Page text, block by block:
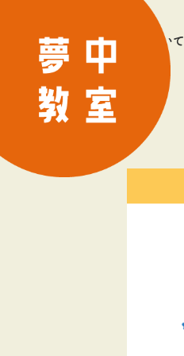
夢中教室について